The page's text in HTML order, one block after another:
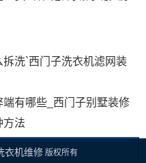
洗`西门子洗衣机滤网装
有哪些_西门子别墅装修
方法
衣机维修版权所有